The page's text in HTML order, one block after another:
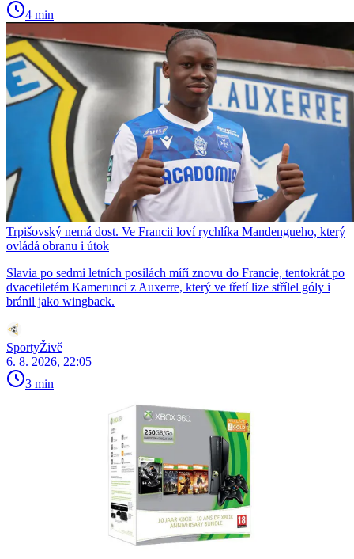
4 min
Trpišovský nemá dost. Ve Francii loví rychlíka Mandengueho, který
ovládá obranu i útok
Slavia po sedmi letních posilách míří znovu do Francie, tentokrát po
dvacetiletém Kamerunci z Auxerre, který ve třetí lize střílel góly i
bránil jako wingback.
SportyŽivě
6. 8. 2026, 22:05
3 min